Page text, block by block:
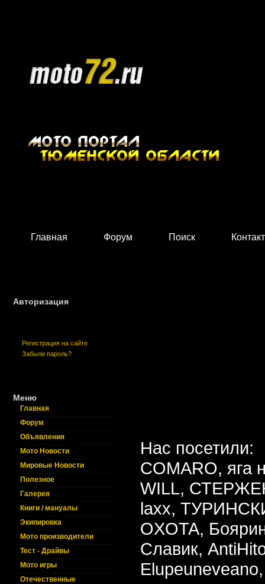
Главная Форум Поиск
Авторизация
Регистрация на сайте
Забыли пароль?
Меню
Главная
Форум
Объявления
Мото Новости
Мировые Новости
Полезное
Галерея
Книги / мануалы
Экипировка
Мото производители
Тест - Драйвы
Мото игры
Отечественные
Нас посетили:
COMARO, яга
WILL,
laxx,
OXOTA,
Славик,
Elupeuneveano,